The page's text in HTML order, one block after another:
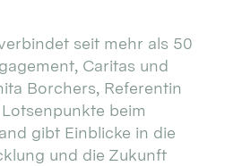
seit mehr als 50
Caritas und
Borchers, Referentin
beim
gibt Einblicke in die
und die Zukunft